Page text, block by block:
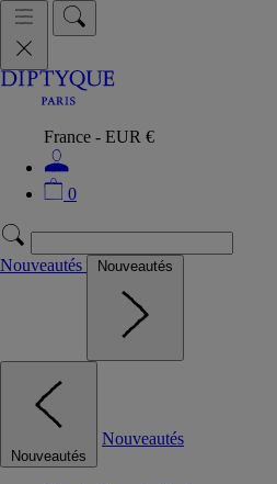
France - EUR €
0
Nouveautés Nouveautés
Nouveautés
Nouveautés